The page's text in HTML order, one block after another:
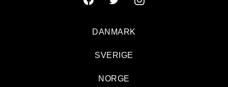
DANMARK
SVERIGE
NORGE